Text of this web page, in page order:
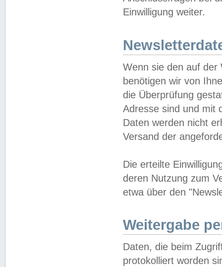
Einwilligung weiter.
Wenn sie den auf der
benötigen wir von
die Überprüfung
Adresse sind und mit
Daten werden nicht
Versand der
Die erteilte
deren Nutzung zum
etwa über den
Weitergabe
Daten, die beim
protokolliert worden